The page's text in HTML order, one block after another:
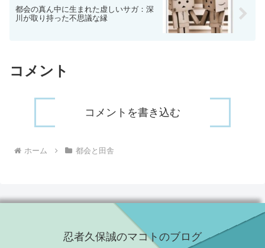
都会の真ん中に生まれた虚しいサガ：深
川が取り持った不思議な縁
コメント
コメントを書き込む
ホーム 都会と田舎
忍者久保誠のマコトのブログ